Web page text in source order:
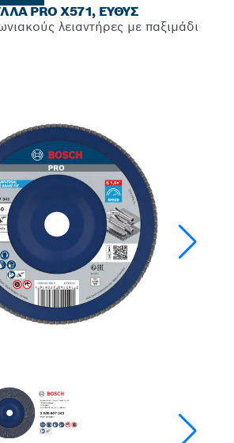
PRO X571, ΕΥΘΎΣ
λειαντήρες με παξιμάδι